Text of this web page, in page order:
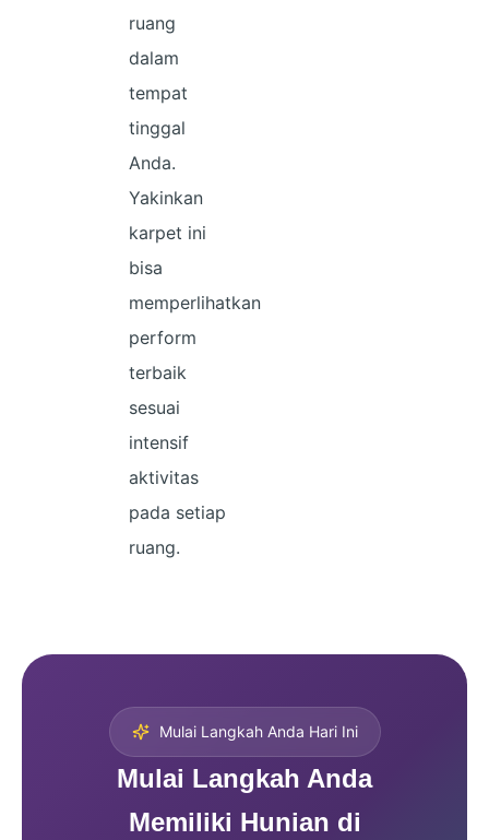
ruang
dalam
tempat
tinggal
Anda.
Yakinkan
karpet ini
bisa
memperlihatkan
perform
terbaik
sesuai
intensif
aktivitas
pada setiap
ruang.
Mulai Langkah Anda Hari Ini
Mulai Langkah Anda
Memiliki Hunian di